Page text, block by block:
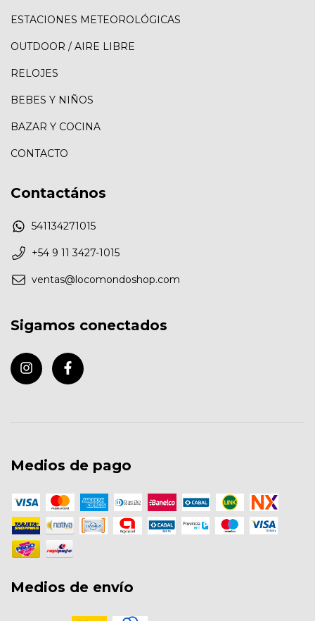
ESTACIONES METEOROLÓGICAS
OUTDOOR / AIRE LIBRE
RELOJES
BEBES Y NIÑOS
BAZAR Y COCINA
CONTACTO
Contactános
541134271015
+54 9 11 3427-1015
ventas@locomondoshop.com
Sigamos conectados
Medios de pago
Medios de envío